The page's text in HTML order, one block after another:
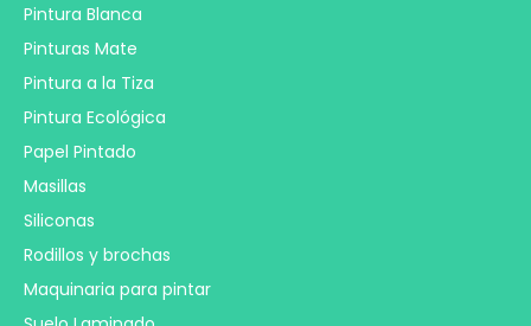
Pintura Blanca
Pinturas Mate
Pintura a la Tiza
Pintura Ecológica
Papel Pintado
Masillas
Siliconas
Rodillos y brochas
Maquinaria para pintar